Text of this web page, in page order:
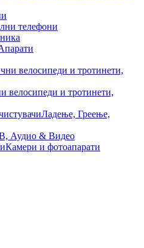
телефони
велосипеди и тротинети,
Ладење, Греење,
Аудио & Видео
Камери и фотоапарати